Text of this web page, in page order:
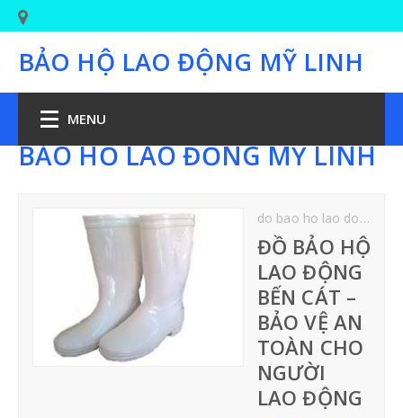
BẢO HỘ LAO ĐỘNG MỸ LINH
MENU
TRANG CHỦ
BẢO HỘ CHÂN
GIÀY BẢO HỘ LAO ĐỘNG
GIÀY BẢO HỘ JOGGER
BẢO HỘ LAO ĐỘNG MỸ LINH
do bao ho lao dong ben cat
ĐỒ BẢO HỘ
LAO ĐỘNG
BẾN CÁT –
BẢO VỆ AN
TOÀN CHO
NGƯỜI
LAO ĐỘNG